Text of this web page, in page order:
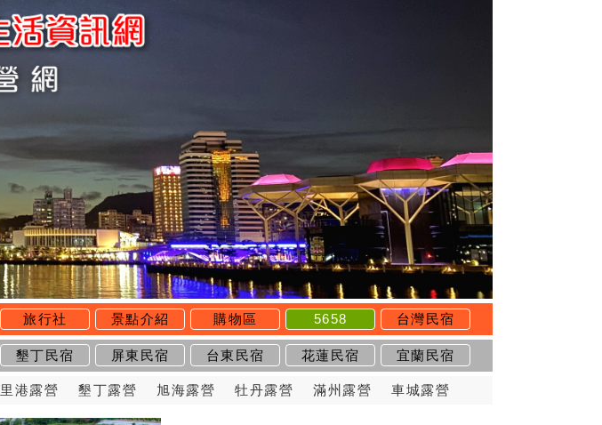
旅行社 景點介紹 購物區 5658 台灣民宿
墾丁民宿 屏東民宿 台東民宿 花蓮民宿 宜蘭民宿
里港露營 墾丁露營 旭海露營 牡丹露營 滿州露營 車城露營